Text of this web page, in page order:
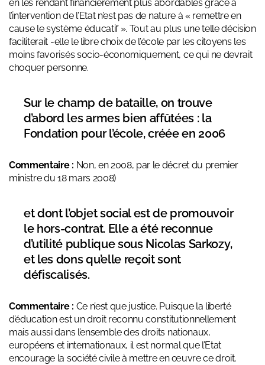
en les rendant financièrement plus abordables grâce à
l’intervention de l’Etat n’est pas de nature à « remettre en
cause le système éducatif ». Tout au plus une telle décision
faciliterait -elle le libre choix de l’école par les citoyens les
moins favorisés socio-économiquement, ce qui ne devrait
choquer personne.
Sur le champ de bataille, on trouve
d’abord les armes bien affûtées : la
Fondation pour l’école, créée en 2006
Commentaire : Non, en 2008, par le décret du premier
ministre du 18 mars 2008)
et dont l’objet social est de promouvoir
le hors-contrat. Elle a été reconnue
d’utilité publique sous Nicolas Sarkozy,
et les dons qu’elle reçoit sont
défiscalisés.
Commentaire : Ce n’est que justice. Puisque la liberté
d’éducation est un droit reconnu constitutionnellement
mais aussi dans l’ensemble des droits nationaux,
européens et internationaux, il est normal que l’Etat
encourage la société civile à mettre en œuvre ce droit.